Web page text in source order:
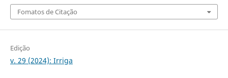
Fomatos de Citação
Edição
v. 29 (2024): Irriga